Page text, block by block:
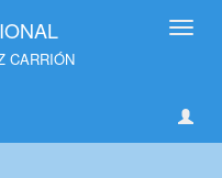
CARRIÓN